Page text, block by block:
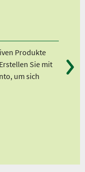
Produkte
Sie mit
um sich
Ab